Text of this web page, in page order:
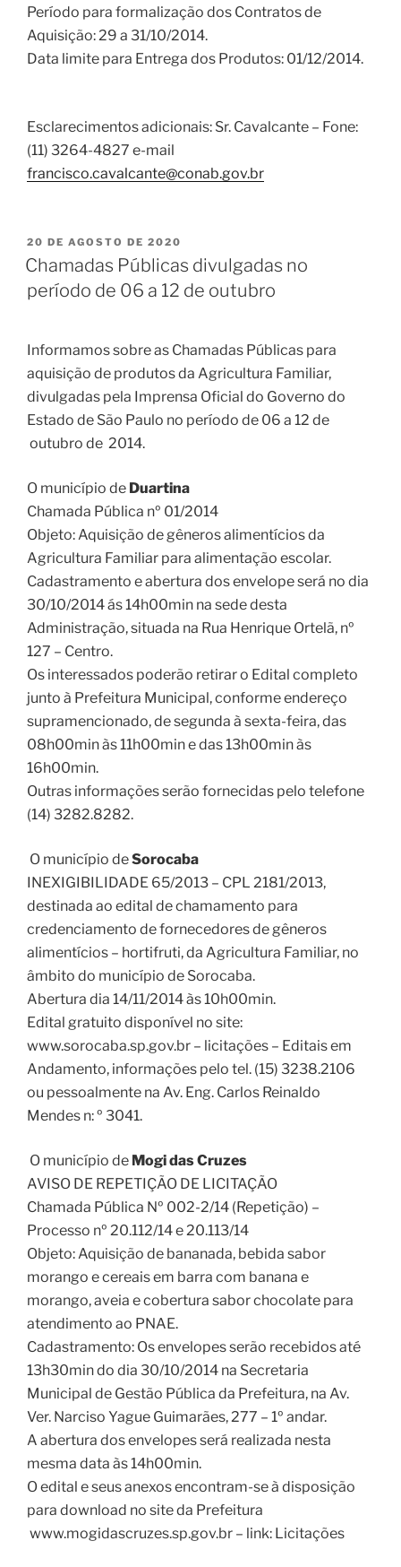
Período para formalização dos Contratos de
Aquisição: 29 a 31/10/2014.
Data limite para Entrega dos Produtos: 01/12/2014.
Esclarecimentos adicionais: Sr. Cavalcante – Fone:
(11) 3264-4827 e-mail
francisco.cavalcante@conab.gov.br
20 DE AGOSTO DE 2020
Chamadas Públicas divulgadas no
período de 06 a 12 de outubro
Informamos sobre as Chamadas Públicas para
aquisição de produtos da Agricultura Familiar,
divulgadas pela Imprensa Oficial do Governo do
Estado de São Paulo no período de 06 a 12 de
outubro de 2014.
O município de Duartina
Chamada Pública nº 01/2014
Objeto: Aquisição de gêneros alimentícios da
Agricultura Familiar para alimentação escolar.
Cadastramento e abertura dos envelope será no dia
30/10/2014 ás 14h00min na sede desta
Administração, situada na Rua Henrique Ortelã, nº
127 – Centro.
Os interessados poderão retirar o Edital completo
junto à Prefeitura Municipal, conforme endereço
supramencionado, de segunda à sexta-feira, das
08h00min às 11h00min e das 13h00min às
16h00min.
Outras informações serão fornecidas pelo telefone
(14) 3282.8282.
O município deSorocaba
INEXIGIBILIDADE 65/2013 – CPL 2181/2013,
destinada ao edital de chamamento para
credenciamento de fornecedores de gêneros
alimentícios – hortifruti, da Agricultura Familiar, no
âmbito do município de Sorocaba.
Abertura dia 14/11/2014 às 10h00min.
Edital gratuito disponível no site:
www.sorocaba.sp.gov.br – licitações – Editais em
Andamento, informações pelo tel. (15) 3238.2106
ou pessoalmente na Av. Eng. Carlos Reinaldo
Mendes n: º 3041.
O município de Mogi das Cruzes
AVISO DE REPETIÇÃO DE LICITAÇÃO
Chamada Pública Nº 002-2/14 (Repetição) –
Processo nº 20.112/14 e 20.113/14
Objeto: Aquisição de bananada, bebida sabor
morango e cereais em barra com banana e
morango, aveia e cobertura sabor chocolate para
atendimento ao PNAE.
Cadastramento: Os envelopes serão recebidos até
13h30min do dia 30/10/2014 na Secretaria
Municipal de Gestão Pública da Prefeitura, na Av.
Ver. Narciso Yague Guimarães, 277 – 1º andar.
A abertura dos envelopes será realizada nesta
mesma data às 14h00min.
O edital e seus anexos encontram-se à disposição
para download no site da Prefeitura
www.mogidascruzes.sp.gov.br – link: Licitações